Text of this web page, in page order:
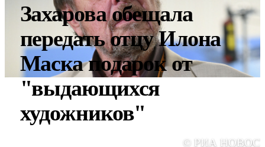
Захарова обещала
передать отцу Илона
Маска подарок от
"выдающихся
художников"
© РИА